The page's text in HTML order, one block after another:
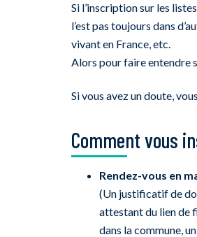
Si l’inscription sur les
l’est pas toujours dans
vivant en France, etc.
Alors pour faire entendre
Si vous avez un doute,
Comment vous
Rendez-vous en
(Un justificatif de
attestant du lien de
dans la commune,